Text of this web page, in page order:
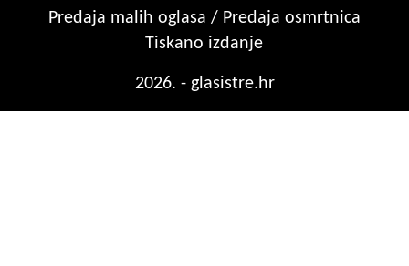
Predaja malih oglasa / Predaja osmrtnica
Tiskano izdanje
2026. - glasistre.hr